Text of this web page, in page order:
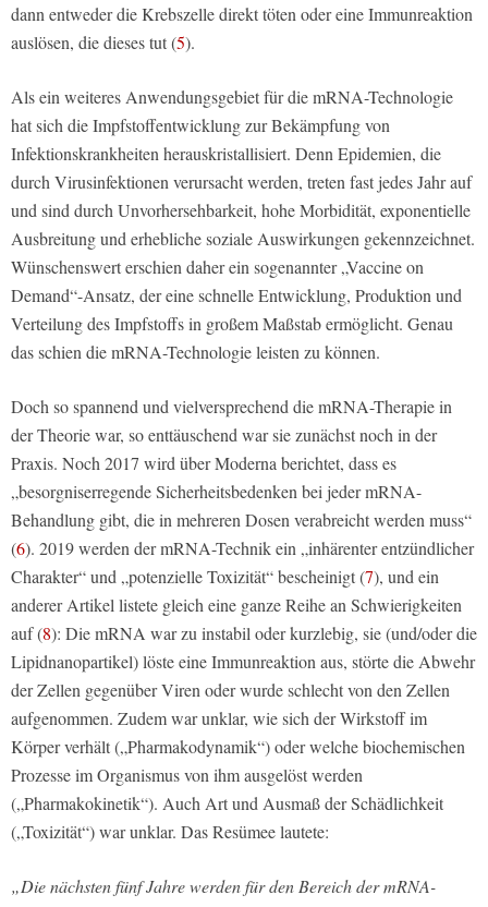
dann entweder die Krebszelle direkt töten oder eine Immunreaktion
auslösen, die dieses tut (5).
Als ein weiteres Anwendungsgebiet für die mRNA-Technologie
hat sich die Impfstoffentwicklung zur Bekämpfung von
Infektionskrankheiten herauskristallisiert. Denn Epidemien, die
durch Virusinfektionen verursacht werden, treten fast jedes Jahr auf
und sind durch Unvorhersehbarkeit, hohe Morbidität, exponentielle
Ausbreitung und erhebliche soziale Auswirkungen gekennzeichnet.
Wünschenswert erschien daher ein sogenannter „Vaccine on
Demand“-Ansatz, der eine schnelle Entwicklung, Produktion und
Verteilung des Impfstoffs in großem Maßstab ermöglicht. Genau
das schien die mRNA-Technologie leisten zu können.
Doch so spannend und vielversprechend die mRNA-Therapie in
der Theorie war, so enttäuschend war sie zunächst noch in der
Praxis. Noch 2017 wird über Moderna berichtet, dass es
„besorgniserregende Sicherheitsbedenken bei jeder mRNA-
Behandlung gibt, die in mehreren Dosen verabreicht werden muss“
(6). 2019 werden der mRNA-Technik ein „inhärenter entzündlicher
Charakter“ und „potenzielle Toxizität“ bescheinigt (7), und ein
anderer Artikel listete gleich eine ganze Reihe an Schwierigkeiten
auf (8): Die mRNA war zu instabil oder kurzlebig, sie (und/oder die
Lipidnanopartikel) löste eine Immunreaktion aus, störte die Abwehr
der Zellen gegenüber Viren oder wurde schlecht von den Zellen
aufgenommen. Zudem war unklar, wie sich der Wirkstoff im
Körper verhält („Pharmakodynamik“) oder welche biochemischen
Prozesse im Organismus von ihm ausgelöst werden
(„Pharmakokinetik“). Auch Art und Ausmaß der Schädlichkeit
(„Toxizität“) war unklar. Das Resümee lautete:
„Die nächsten fünf Jahre werden für den Bereich der mRNA-